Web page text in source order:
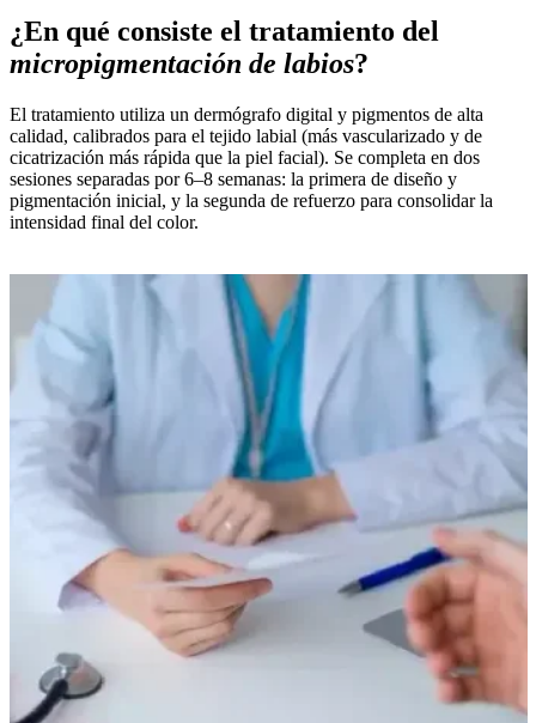
¿En qué consiste el tratamiento del
micropigmentación de labios?
El tratamiento utiliza un dermógrafo digital y pigmentos de alta
calidad, calibrados para el tejido labial (más vascularizado y de
cicatrización más rápida que la piel facial). Se completa en dos
sesiones separadas por 6–8 semanas: la primera de diseño y
pigmentación inicial, y la segunda de refuerzo para consolidar la
intensidad final del color.